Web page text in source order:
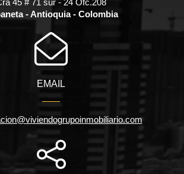
45 # 71 sur - 24 Ofc.208
- Antioquia - Colombia
EMAIL